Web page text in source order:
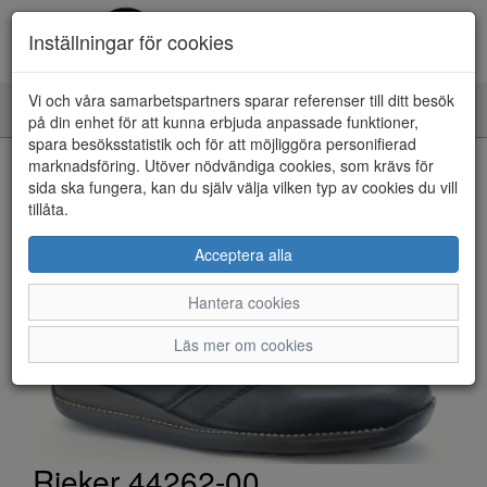
Toggle
navigation
HEM
Inställningar för cookies
Vi och våra samarbetspartners sparar referenser till ditt besök
på din enhet för att kunna erbjuda anpassade funktioner,
spara besöksstatistik och för att möjliggöra personifierad
marknadsföring. Utöver nödvändiga cookies, som krävs för
sida ska fungera, kan du själv välja vilken typ av cookies du vill
tillåta.
Acceptera alla
Hantera cookies
Läs mer om cookies